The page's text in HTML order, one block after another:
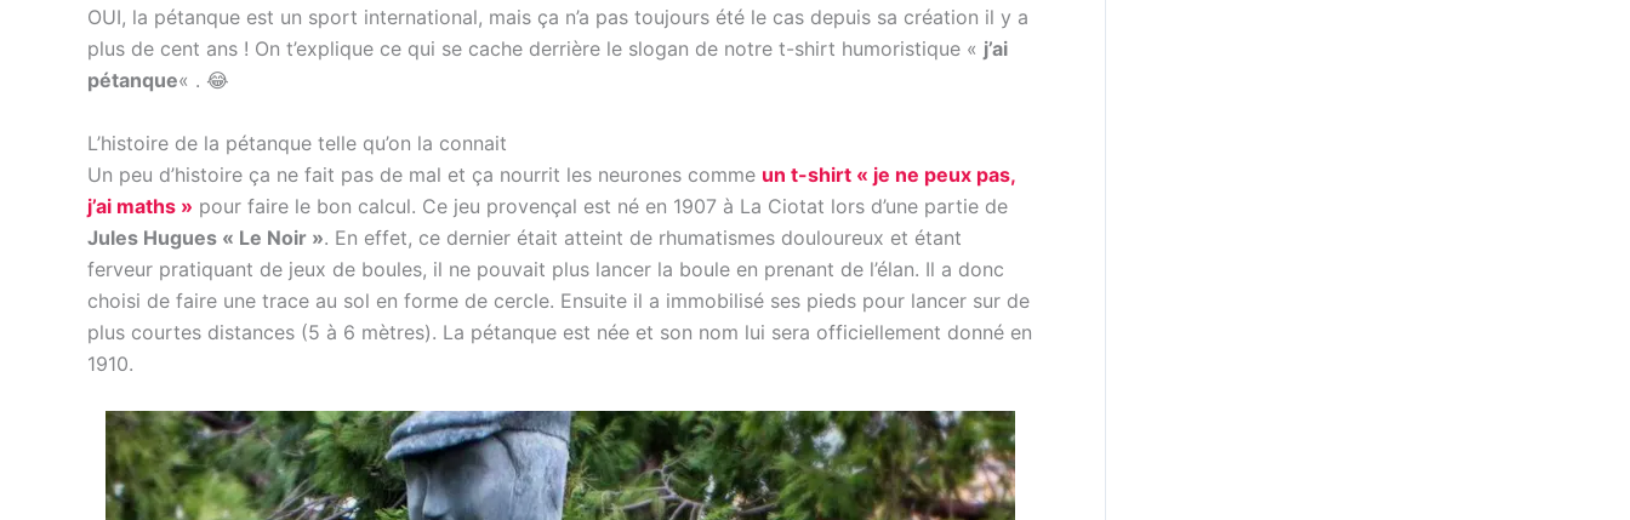
OUI, la pétanque est un sport international, mais ça n’a pas toujours été le cas depuis sa création il y a
plus de cent ans ! On t’explique ce qui se cache derrière le slogan de notre t-shirt humoristique « j’ai
pétanque« . 😂
L’histoire de la pétanque telle qu’on la connait
Un peu d’histoire ça ne fait pas de mal et ça nourrit les neurones comme un t-shirt « je ne peux pas,
j’ai maths » pour faire le bon calcul. Ce jeu provençal est né en 1907 à La Ciotat lors d’une partie de
Jules Hugues « Le Noir ». En effet, ce dernier était atteint de rhumatismes douloureux et étant
ferveur pratiquant de jeux de boules, il ne pouvait plus lancer la boule en prenant de l’élan. Il a donc
choisi de faire une trace au sol en forme de cercle. Ensuite il a immobilisé ses pieds pour lancer sur de
plus courtes distances (5 à 6 mètres). La pétanque est née et son nom lui sera officiellement donné en
1910.